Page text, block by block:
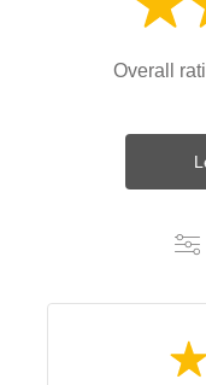
Overall